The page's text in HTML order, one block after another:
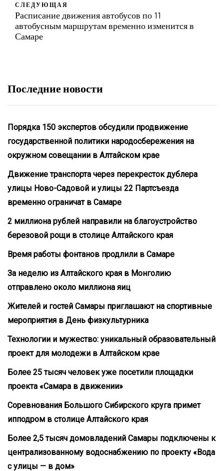
СЛЕДУЮЩАЯ
Расписание движения автобусов по 11
автобусным маршрутам временно изменится в
Самаре
Последние новости
Порядка 150 экспертов обсудили продвижение
государственной политики народосбережения на
окружном совещании в Алтайском крае
Движение транспорта через перекресток дублера
улицы Ново-Садовой и улицы 22 Партсъезда
временно ограничат в Самаре
2 миллиона рублей направили на благоустройство
березовой рощи в столице Алтайского края
Время работы фонтанов продлили в Самаре
За неделю из Алтайского края в Монголию
отправлено около миллиона яиц
Жителей и гостей Самары приглашают на спортивные
мероприятия в День физкультурника
Технологии и мужество: уникальный образовательный
проект для молодежи в Алтайском крае
Более 25 тысяч человек уже посетили площадки
проекта «Самара в движении»
Соревнования Большого Сибирского круга примет
ипподром в столице Алтайского края
Более 2,5 тысяч домовладений Самары подключены к
централизованному водоснабжению по проекту «Вода
с улицы — в дом»